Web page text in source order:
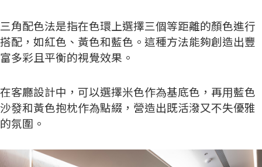
三角配色法是指在色環上選擇三個等距離的顏色進行
搭配，如紅色、黃色和藍色。這種方法能夠創造出豐
富多彩且平衡的視覺效果。
在客廳設計中，可以選擇米色作為基底色，再用藍色
沙發和黃色抱枕作為點綴，營造出既活潑又不失優雅
的氛圍。